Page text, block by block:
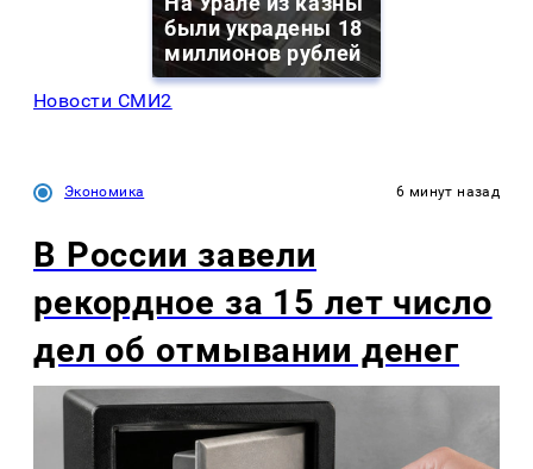
были украдены 18
миллионов рублей
Новости СМИ2
Экономика 6 минут назад
В России завели
рекордное за 15 лет число
дел об отмывании денег